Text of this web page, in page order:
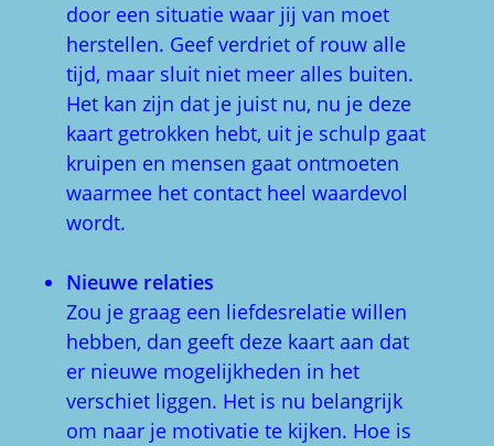
door een situatie waar jij van moet
herstellen. Geef verdriet of rouw alle
tijd, maar sluit niet meer alles buiten.
Het kan zijn dat je juist nu, nu je deze
kaart getrokken hebt, uit je schulp gaat
kruipen en mensen gaat ontmoeten
waarmee het contact heel waardevol
wordt.
Nieuwe relaties
Zou je graag een liefdesrelatie willen
hebben, dan geeft deze kaart aan dat
er nieuwe mogelijkheden in het
verschiet liggen. Het is nu belangrijk
om naar je motivatie te kijken. Hoe is